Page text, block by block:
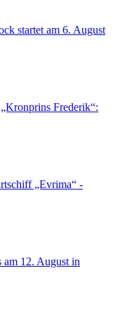
startet am 6. August
Frederik“:
„Evrima“ -
am 12. August in